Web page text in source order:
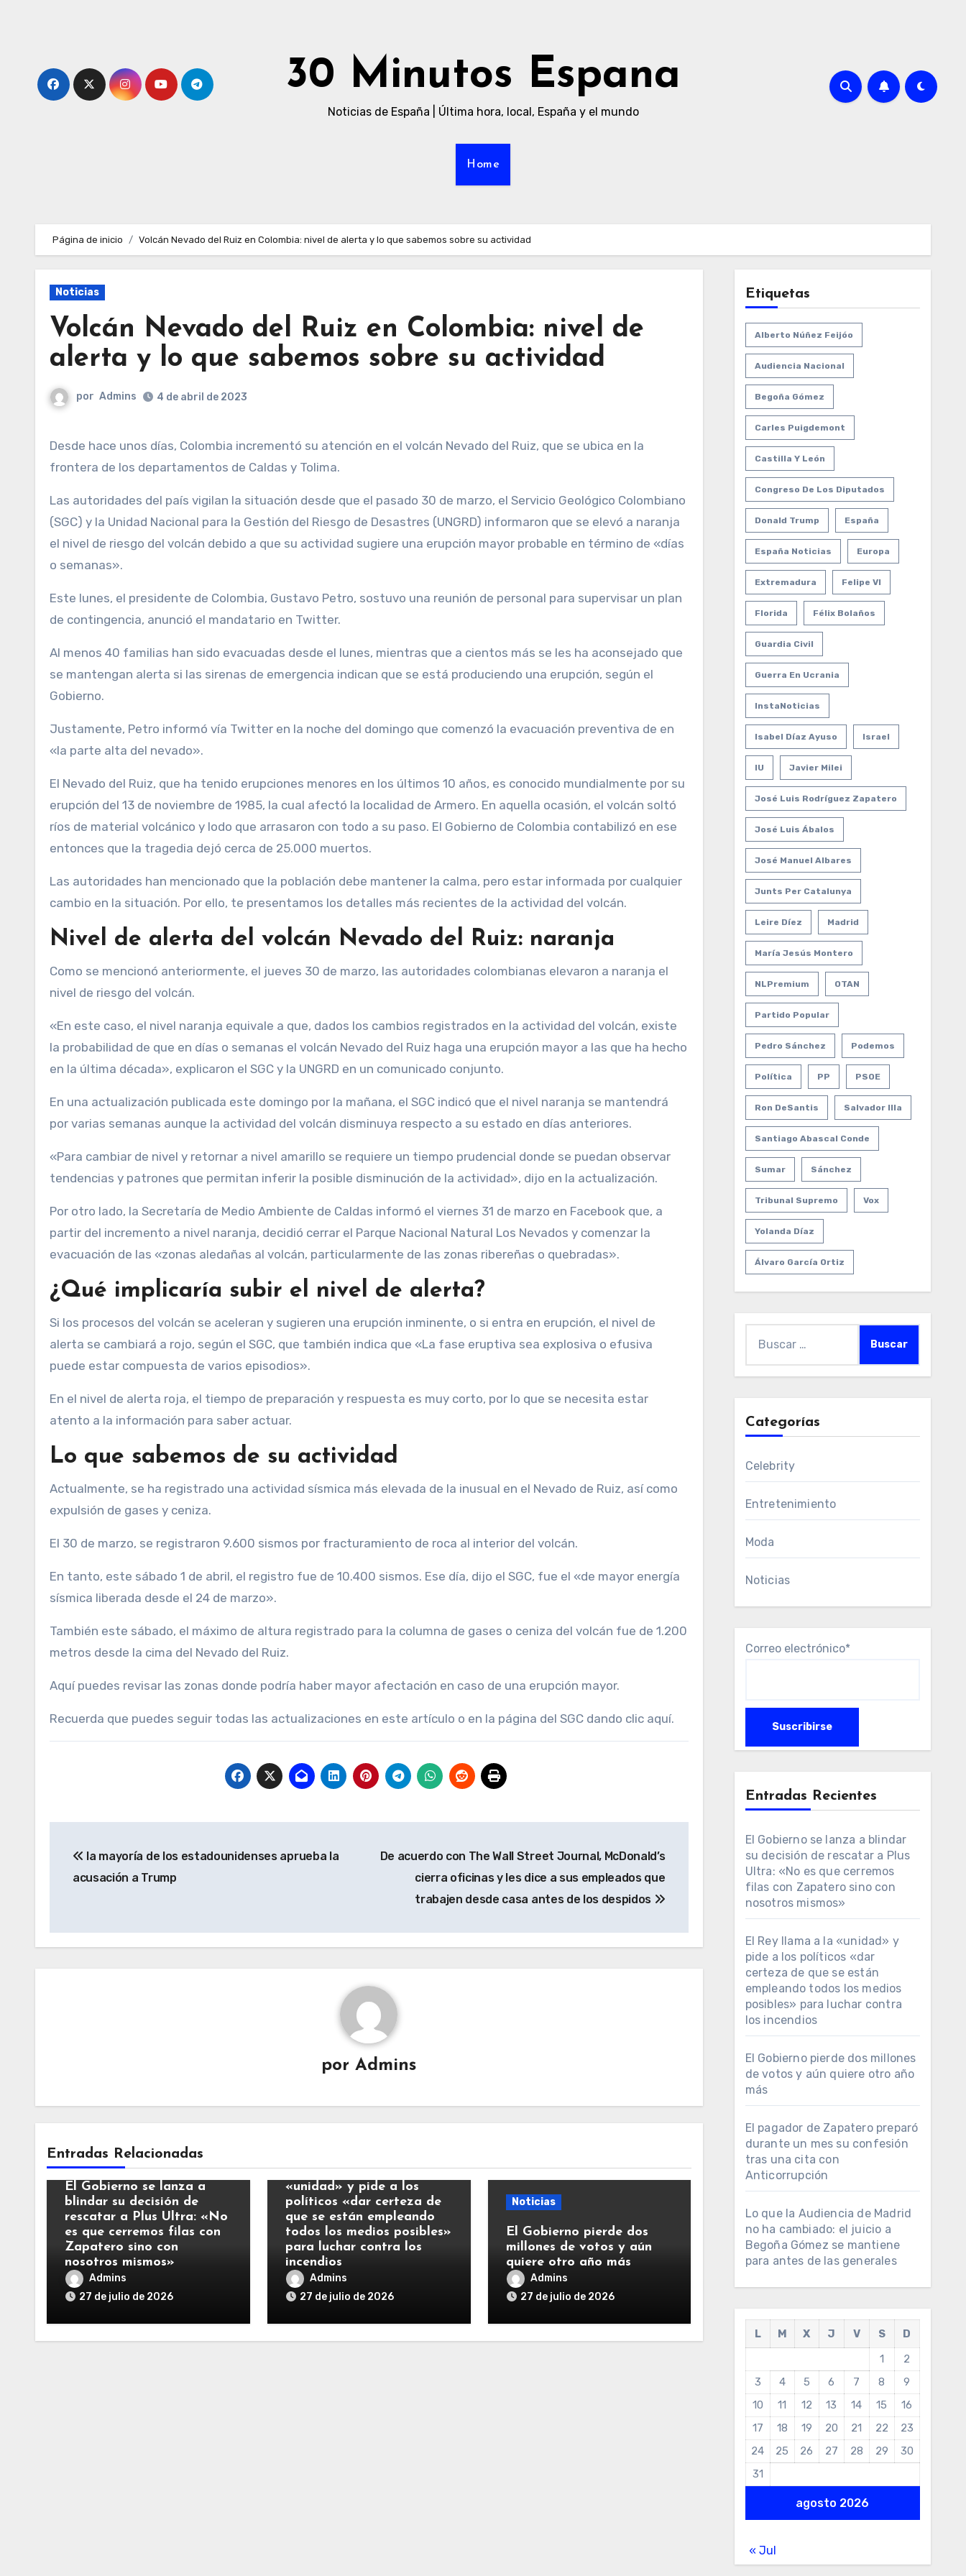
30 Minutos Espana
Noticias de España | Última hora, local, España y el mundo
Home
Página de inicio Volcán Nevado del Ruiz en Colombia: nivel de alerta y lo que sabemos sobre su actividad
Noticias
Volcán Nevado del Ruiz en Colombia: nivel de
alerta y lo que sabemos sobre su actividad
por Admins 4 de abril de 2023
Desde hace unos días, Colombia incrementó su atención en el volcán Nevado del Ruiz, que se ubica en la
frontera de los departamentos de Caldas y Tolima.
Las autoridades del país vigilan la situación desde que el pasado 30 de marzo, el Servicio Geológico Colombiano
(SGC) y la Unidad Nacional para la Gestión del Riesgo de Desastres (UNGRD) informaron que se elevó a naranja
el nivel de riesgo del volcán debido a que su actividad sugiere una erupción mayor probable en término de «días
o semanas».
Este lunes, el presidente de Colombia, Gustavo Petro, sostuvo una reunión de personal para supervisar un plan
de contingencia, anunció el mandatario en Twitter.
Al menos 40 familias han sido evacuadas desde el lunes, mientras que a cientos más se les ha aconsejado que
se mantengan alerta si las sirenas de emergencia indican que se está produciendo una erupción, según el
Gobierno.
Justamente, Petro informó vía Twitter en la noche del domingo que comenzó la evacuación preventiva de en
«la parte alta del nevado».
El Nevado del Ruiz, que ha tenido erupciones menores en los últimos 10 años, es conocido mundialmente por su
erupción del 13 de noviembre de 1985, la cual afectó la localidad de Armero. En aquella ocasión, el volcán soltó
ríos de material volcánico y lodo que arrasaron con todo a su paso. El Gobierno de Colombia contabilizó en ese
entonces que la tragedia dejó cerca de 25.000 muertos.
Las autoridades han mencionado que la población debe mantener la calma, pero estar informada por cualquier
cambio en la situación. Por ello, te presentamos los detalles más recientes de la actividad del volcán.
Nivel de alerta del volcán Nevado del Ruiz: naranja
Como se mencionó anteriormente, el jueves 30 de marzo, las autoridades colombianas elevaron a naranja el
nivel de riesgo del volcán.
«En este caso, el nivel naranja equivale a que, dados los cambios registrados en la actividad del volcán, existe
la probabilidad de que en días o semanas el volcán Nevado del Ruiz haga una erupción mayor a las que ha hecho
en la última década», explicaron el SGC y la UNGRD en un comunicado conjunto.
En una actualización publicada este domingo por la mañana, el SGC indicó que el nivel naranja se mantendrá
por varias semanas aunque la actividad del volcán disminuya respecto a su estado en días anteriores.
«Para cambiar de nivel y retornar a nivel amarillo se requiere un tiempo prudencial donde se puedan observar
tendencias y patrones que permitan inferir la posible disminución de la actividad», dijo en la actualización.
Por otro lado, la Secretaría de Medio Ambiente de Caldas informó el viernes 31 de marzo en Facebook que, a
partir del incremento a nivel naranja, decidió cerrar el Parque Nacional Natural Los Nevados y comenzar la
evacuación de las «zonas aledañas al volcán, particularmente de las zonas ribereñas o quebradas».
¿Qué implicaría subir el nivel de alerta?
Si los procesos del volcán se aceleran y sugieren una erupción inminente, o si entra en erupción, el nivel de
alerta se cambiará a rojo, según el SGC, que también indica que «La fase eruptiva sea explosiva o efusiva
puede estar compuesta de varios episodios».
En el nivel de alerta roja, el tiempo de preparación y respuesta es muy corto, por lo que se necesita estar
atento a la información para saber actuar.
Lo que sabemos de su actividad
Actualmente, se ha registrado una actividad sísmica más elevada de la inusual en el Nevado de Ruiz, así como
expulsión de gases y ceniza.
El 30 de marzo, se registraron 9.600 sismos por fracturamiento de roca al interior del volcán.
En tanto, este sábado 1 de abril, el registro fue de 10.400 sismos. Ese día, dijo el SGC, fue el «de mayor energía
sísmica liberada desde el 24 de marzo».
También este sábado, el máximo de altura registrado para la columna de gases o ceniza del volcán fue de 1.200
metros desde la cima del Nevado del Ruiz.
Aquí puedes revisar las zonas donde podría haber mayor afectación en caso de una erupción mayor.
Recuerda que puedes seguir todas las actualizaciones en este artículo o en la página del SGC dando clic aquí.
de
la mayoría de los estadounidenses aprueba la
acusación a Trump
De acuerdo con The Wall Street Journal, McDonald’s
cierra oficinas y les dice a sus empleados que
trabajen desde casa antes de los despidos
porAdmins
Entradas Relacionadas
Noticias
El Gobierno se lanza a
blindar su decisión de
rescatar a Plus Ultra: «No
es que cerremos filas con
Zapatero sino con
nosotros mismos»
Admins
27 de julio de 2026
El Rey llama a la
«unidad» y pide a los
políticos «dar certeza de
que se están empleando
todos los medios posibles»
para luchar contra los
incendios
Admins
27 de julio de 2026
Noticias
El Gobierno pierde dos
millones de votos y aún
quiere otro año más
Admins
27 de julio de 2026
Etiquetas
Alberto Núñez Feijóo
Audiencia Nacional
Begoña Gómez
Carles Puigdemont
Castilla Y León
Congreso De Los Diputados
Donald Trump España
España Noticias Europa
Extremadura Felipe VI
Florida Félix Bolaños
Guardia Civil
Guerra En Ucrania
InstaNoticias
Isabel Díaz Ayuso Israel
IU Javier Milei
José Luis Rodríguez Zapatero
José Luis Ábalos
José Manuel Albares
Junts Per Catalunya
Leire Díez Madrid
María Jesús Montero
NLPremium OTAN
Partido Popular
Pedro Sánchez Podemos
Política PP PSOE
Ron DeSantis Salvador Illa
Santiago Abascal Conde
Sumar Sánchez
Tribunal Supremo Vox
Yolanda Díaz
Álvaro García Ortiz
Categorías
Celebrity
Entretenimiento
Moda
Noticias
Correo electrónico*
Entradas Recientes
El Gobierno se lanza a blindar
su decisión de rescatar a Plus
Ultra: «No es que cerremos
filas con Zapatero sino con
nosotros mismos»
El Rey llama a la «unidad» y
pide a los políticos «dar
certeza de que se están
empleando todos los medios
posibles» para luchar contra
los incendios
El Gobierno pierde dos millones
de votos y aún quiere otro año
más
El pagador de Zapatero preparó
durante un mes su confesión
tras una cita con
Anticorrupción
Lo que la Audiencia de Madrid
no ha cambiado: el juicio a
Begoña Gómez se mantiene
para antes de las generales
agosto 2026
L M X J V S
D
1
2
3
4 5 6 7 8
9
10
11 12 13 14 15
16
17
18 19 20 21 22
23
24
25 26 27 28 29
30
31
« Jul